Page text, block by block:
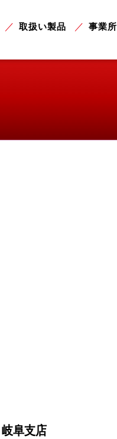
取扱い製品 事業所
岐阜支店